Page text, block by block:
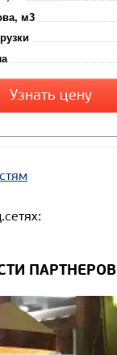
класс
кг
кузова, м3
ПАРТНЕРОВ